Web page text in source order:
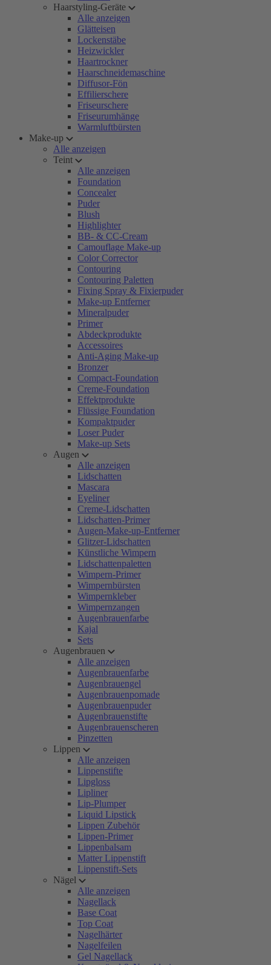
Haarstyling-Geräte
Alle anzeigen
Glätteisen
Lockenstäbe
Heizwickler
Haartrockner
Haarschneidemaschine
Diffusor-Fön
Effilierschere
Friseurschere
Friseurumhänge
Warmluftbürsten
Make-up
Alle anzeigen
Teint
Alle anzeigen
Foundation
Concealer
Puder
Blush
Highlighter
BB- & CC-Cream
Camouflage Make-up
Color Corrector
Contouring
Contouring Paletten
Fixing Spray & Fixierpuder
Make-up Entferner
Mineralpuder
Primer
Abdeckprodukte
Accessoires
Anti-Aging Make-up
Bronzer
Compact-Foundation
Creme-Foundation
Effektprodukte
Flüssige Foundation
Kompaktpuder
Loser Puder
Make-up Sets
Augen
Alle anzeigen
Lidschatten
Mascara
Eyeliner
Creme-Lidschatten
Lidschatten-Primer
Augen-Make-up-Entferner
Glitzer-Lidschatten
Künstliche Wimpern
Lidschattenpaletten
Wimpern-Primer
Wimpernbürsten
Wimpernkleber
Wimpernzangen
Augenbrauenfarbe
Kajal
Sets
Augenbrauen
Alle anzeigen
Augenbrauenfarbe
Augenbrauengel
Augenbrauenpomade
Augenbrauenpuder
Augenbrauenstifte
Augenbrauenscheren
Pinzetten
Lippen
Alle anzeigen
Lippenstifte
Lipgloss
Lipliner
Lip-Plumper
Liquid Lipstick
Lippen Zubehör
Lippen-Primer
Lippenbalsam
Matter Lippenstift
Lippenstift-Sets
Nägel
Alle anzeigen
Nagellack
Base Coat
Top Coat
Nagelhärter
Nagelfeilen
Gel Nagellack